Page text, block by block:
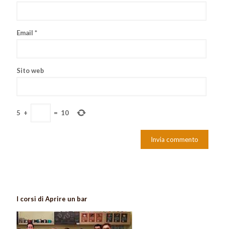
Email *
Sito web
5 + = 10
I corsi di Aprire un bar